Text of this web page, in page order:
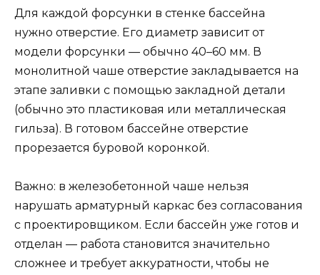
Для каждой форсунки в стенке бассейна
нужно отверстие. Его диаметр зависит от
модели форсунки — обычно 40–60 мм. В
монолитной чаше отверстие закладывается на
этапе заливки с помощью закладной детали
(обычно это пластиковая или металлическая
гильза). В готовом бассейне отверстие
прорезается буровой коронкой.
Важно: в железобетонной чаше нельзя
нарушать арматурный каркас без согласования
с проектировщиком. Если бассейн уже готов и
отделан — работа становится значительно
сложнее и требует аккуратности, чтобы не